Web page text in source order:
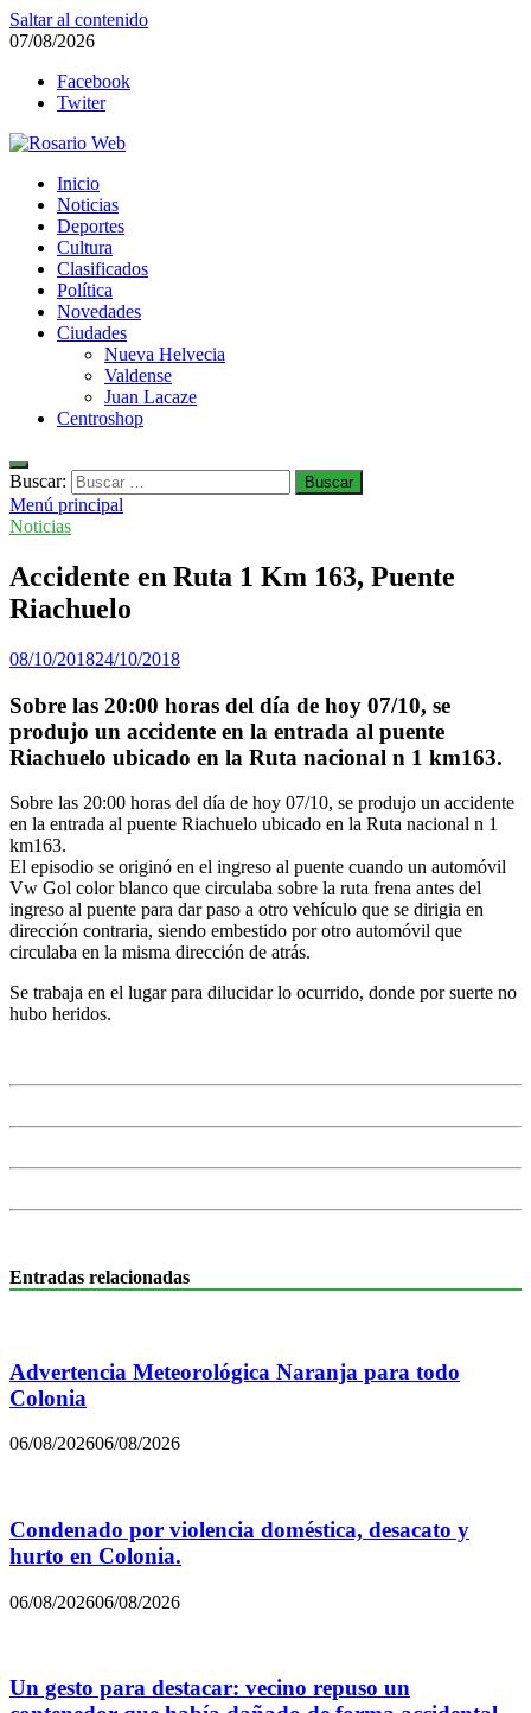
Saltar al contenido
07/08/2026
Facebook
Twiter
Rosario Web
Todas la noticias de Rosario y la zona
Inicio
Noticias
Deportes
Cultura
Clasificados
Política
Novedades
Ciudades
Nueva Helvecia
Valdense
Juan Lacaze
Centroshop
Buscar:
Menú principal
Noticias
Accidente en Ruta 1 Km 163, Puente
Riachuelo
08/10/201824/10/2018
Sobre las 20:00 horas del día de hoy 07/10, se
produjo un accidente en la entrada al puente
Riachuelo ubicado en la Ruta nacional n 1 km163.
Sobre las 20:00 horas del día de hoy 07/10, se produjo un accidente
en la entrada al puente Riachuelo ubicado en la Ruta nacional n 1
km163.
El episodio se originó en el ingreso al puente cuando un automóvil
Vw Gol color blanco que circulaba sobre la ruta frena antes del
ingreso al puente para dar paso a otro vehículo que se dirigia en
dirección contraria, siendo embestido por otro automóvil que
circulaba en la misma dirección de atrás.
Se trabaja en el lugar para dilucidar lo ocurrido, donde por suerte no
hubo heridos.
Entradas relacionadas
Advertencia Meteorológica Naranja para todo
Colonia
06/08/202606/08/2026
Condenado por violencia doméstica, desacato y
hurto en Colonia.
06/08/202606/08/2026
Un gesto para destacar: vecino repuso un